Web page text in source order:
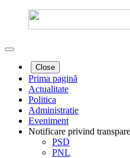
Close
Prima pagină
Actualitate
Politica
Administratie
Eveniment
Notificare privind
PSD
PNL